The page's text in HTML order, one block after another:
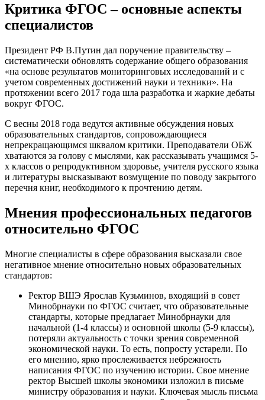
Критика ФГОС – основные аспекты
специалистов
Президент РФ В.Путин дал поручение правительству –
систематически обновлять содержание общего образования
«на основе результатов мониторинговых исследований и с
учетом современных достижений науки и техники». На
протяжении всего 2017 года шла разработка и жаркие дебаты
вокруг ФГОС.
С весны 2018 года ведутся активные обсуждения новых
образовательных стандартов, сопровождающиеся
непрекращающимся шквалом критики. Преподаватели ОБЖ
хватаются за голову с мыслями, как рассказывать учащимся 5-
х классов о репродуктивном здоровье, учителя русского языка
и литературы высказывают возмущение по поводу закрытого
перечня книг, необходимого к прочтению детям.
Мнения профессиональных педагогов
относительно ФГОС
Многие специалисты в сфере образования высказали свое
негативное мнение относительно новых образовательных
стандартов:
Ректор ВШЭ Ярослав Кузьминов, входящий в совет
Минобрнауки по ФГОС считает, что образовательные
стандарты, которые предлагает Минобрнауки для
начальной (1-4 классы) и основной школы (5-9 классы),
потеряли актуальность с точки зрения современной
экономической науки. То есть, попросту устарели. По
его мнению, ярко прослеживается небрежность
написания ФГОС по изучению истории. Свое мнение
ректор Высшей школы экономики изложил в письме
министру образования и науки. Ключевая мысль письма